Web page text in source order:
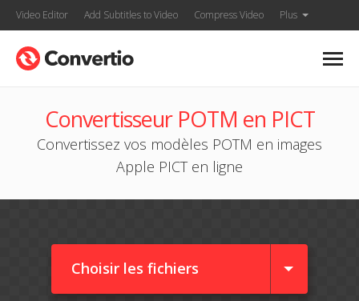
Video Editor Add Subtitles to Video Compress Video Plus
Convertisseur POTM en PICT
Convertissez vos modèles POTM en images
Apple PICT en ligne
Choisir les fichiers